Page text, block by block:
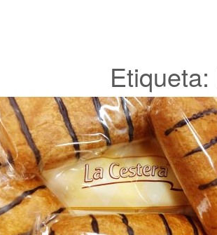
Etiqueta: